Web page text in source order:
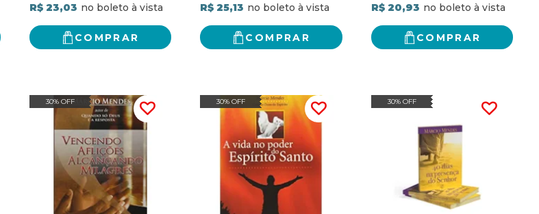
R$ 23,03
COMPRAR
R$ 25,13
COMPRAR
R$ 20,93
COMPRAR
30% OFF 30% OFF 30% OFF